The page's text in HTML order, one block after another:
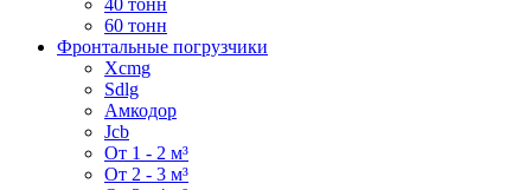
60 тонн
Фронтальные погрузчики
Xcmg
Sdlg
Амкодор
Jcb
От 1 - 2 м³
От 2 - 3 м³